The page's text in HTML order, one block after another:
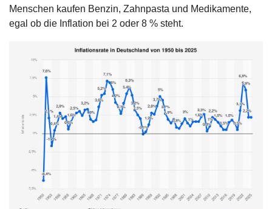
Menschen kaufen Benzin, Zahnpasta und Medikamente,
egal ob die Inflation bei 2 oder 8 % steht.